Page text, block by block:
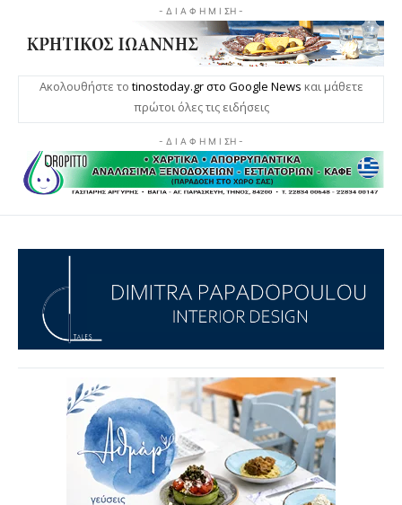
- Δ Ι Α Φ Η Μ Ι ΣΗ -
Ακολουθήστε το tinostoday.gr στο Google News και μάθετε
πρώτοι όλες τις ειδήσεις
- Δ Ι Α Φ Η Μ Ι ΣΗ -